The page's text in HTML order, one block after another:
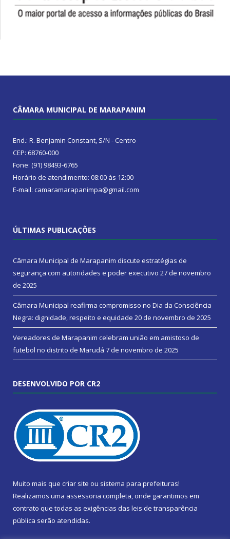
CÂMARA MUNICIPAL DE MARAPANIM
End.: R. Benjamin Constant, S/N - Centro
CEP: 68760-000
Fone: (91) 98493-6765
Horário de atendimento: 08:00 às 12:00
E-mail: camaramarapanimpa@gmail.com
ÚLTIMAS PUBLICAÇÕES
Câmara Municipal de Marapanim discute estratégias de
segurança com autoridades e poder executivo 27 de novembro
de 2025
Câmara Municipal reafirma compromisso no Dia da Consciência
Negra: dignidade, respeito e equidade 20 de novembro de 2025
Vereadores de Marapanim celebram união em amistoso de
futebol no distrito de Marudá 7 de novembro de 2025
DESENVOLVIDO POR CR2
Muito mais que criar site ou sistema para prefeituras!
Realizamos uma assessoria completa, onde garantimos em
contrato que todas as exigências das leis de transparência
pública serão atendidas.